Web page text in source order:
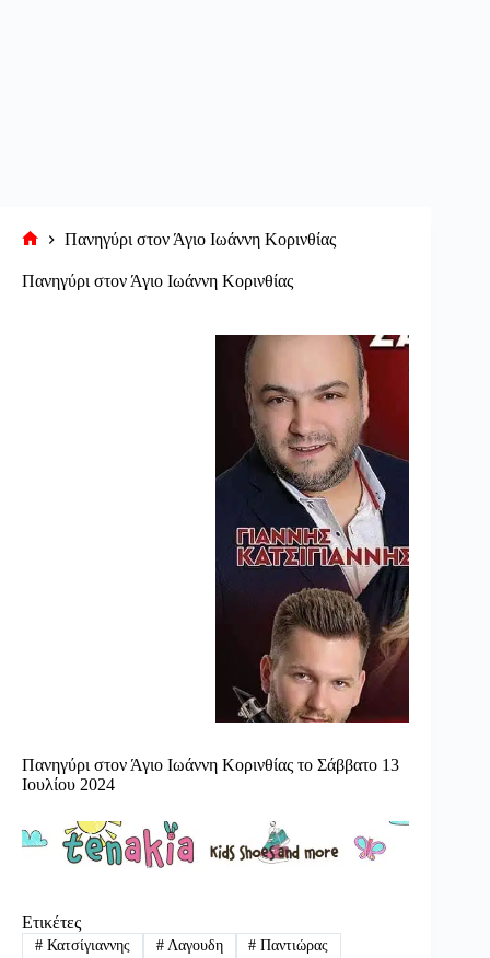
σελίδα
Πανηγύρι στον Άγιο Ιωάννη Κορινθίας
Πανηγύρι στον Άγιο Ιωάννη Κορινθίας
Πανηγύρι στον Άγιο Ιωάννη Κορινθίας το Σάββατο 13
Ιουλίου 2024
Ετικέτες
#Κατσίγιαννης #Λαγουδη # Παντιώρας